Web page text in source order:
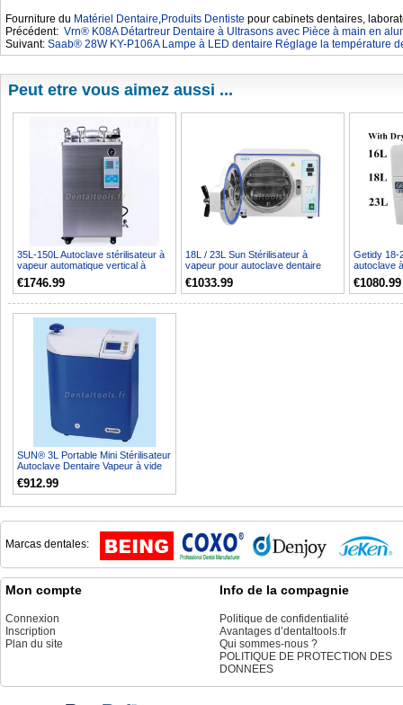
Fourniture du Matériel Dentaire,Produits Dentiste pour cabinets dentaires,
Précédent: Vrn® K08A Détartreur Dentaire à Ultrasons avec Pièce à main en
Suivant: Saab® 28W KY-P106A Lampe à LED dentaire Réglage la température
Peut etre vous aimez aussi ...
35L-150L Autoclave stérilisateur à
vapeur automatique vertical à
haute pression ...
€1746.99
18L / 23L Sun Stérilisateur à
vapeur pour autoclave dentaire
classe n
€1033.99
Getidy 18-
autoclave
€1080.99
SUN® 3L Portable Mini Stérilisateur
Autoclave Dentaire Vapeur à vide
SUN3-I
€912.99
Marcas dentales:
Mon compte
Connexion
Inscription
Plan du site
Info de la compagnie
Politique de confidentialité
Avantages d’dentaltools.fr
Qui sommes-nous ?
POLITIQUE DE PROTECTION DES
DONNEES